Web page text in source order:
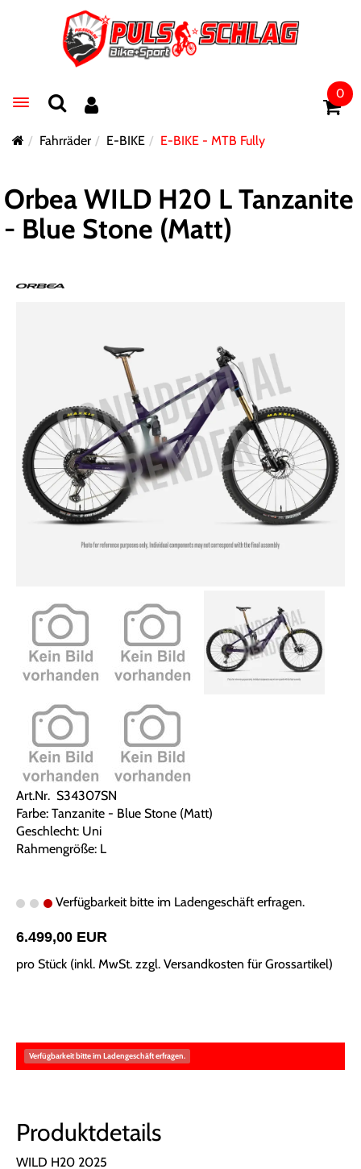
Toggle navigation
0
Fahrräder E-BIKE E-BIKE - MTB Fully
Orbea WILD H20 L Tanzanite
- Blue Stone (Matt)
Art.Nr. S34307SN
Farbe: Tanzanite - Blue Stone (Matt)
Geschlecht: Uni
Rahmengröße: L
Verfügbarkeit bitte im Ladengeschäft erfragen.
6.499,00 EUR
pro Stück (inkl. MwSt. zzgl. Versandkosten für Grossartikel)
Verfügbarkeit bitte im Ladengeschäft erfragen.
Produktdetails
WILD H20 2025